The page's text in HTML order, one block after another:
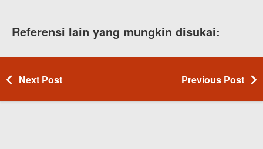
Referensi lain yang mungkin disukai:
Next Post Previous Post